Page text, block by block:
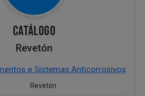
CATÁLOGO
Revetón
e Sistemas Anticorrosivos
Revetón